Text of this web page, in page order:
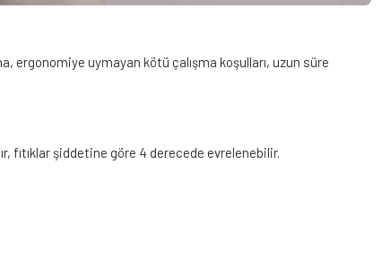
ergonomiye uymayan kötü çalışma koşulları, uzun süre
fıtıklar şiddetine göre 4 derecede evrelenebilir.